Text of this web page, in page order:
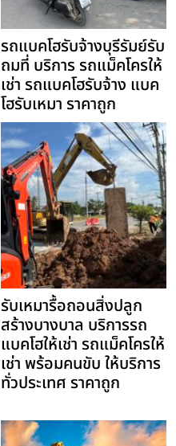
รถแบคโฮรับจ้างบุรีรัมย์รับ
ถมที่ บริการ รถแม็คโครให้
เช่า รถแบคโฮรับจ้าง แบค
โฮรับเหมา ราคาถูก
รับเหมารื้อถอนสิ่งปลูก
สร้างบางบาล บริการรถ
แบคโฮให้เช่า รถแม็คโครให้
เช่า พร้อมคนขับ ให้บริการ
ทั่วประเทศ ราคาถูก